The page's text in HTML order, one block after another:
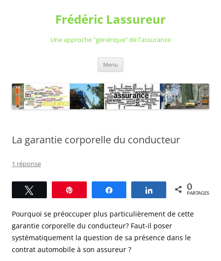
Frédéric Lassureur
Une approche "générique" de l'assurance
Menu
La garantie corporelle du conducteur
1 réponse
Partagez 0
PARTAGES
Pourquoi se préoccuper plus particulièrement de cette
garantie corporelle du conducteur? Faut-il poser
systématiquement la question de sa présence dans le
contrat automobile à son assureur ?